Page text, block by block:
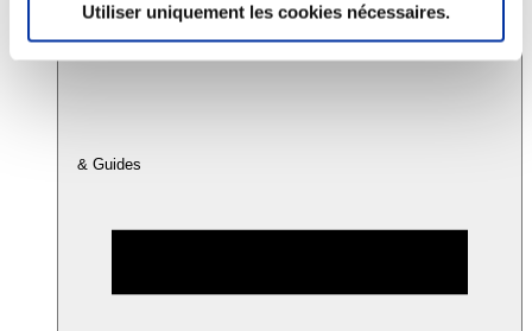
Utiliser uniquement les cookies nécessaires.
& Guides